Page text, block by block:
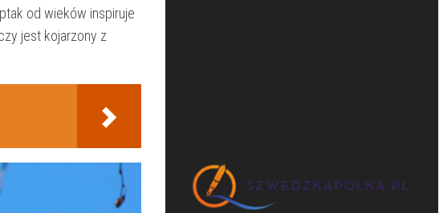
od ​wieków‌ inspiruje
‌jest kojarzony z​